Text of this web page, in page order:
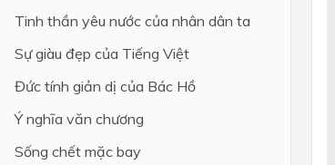
Tinh thần yêu nước của nhân dân ta
Sự giàu đẹp của Tiếng Việt
Đức tính giản dị của Bác Hồ
Ý nghĩa văn chương
Sống chết mặc bay